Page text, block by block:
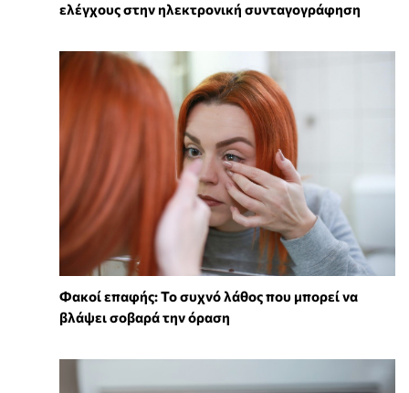
ελέγχους στην ηλεκτρονική συνταγογράφηση
Φακοί επαφής: Το συχνό λάθος που μπορεί να
βλάψει σοβαρά την όραση